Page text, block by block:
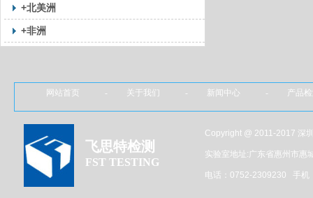
+北美洲
+非洲
Copyright @ 2011-2017 深
实验室地址:广东省惠州市惠
电话：0752-2309230 手
网站首页 - 关于我们 - 新闻中心 - 产品
飞思特检测
FST TESTING